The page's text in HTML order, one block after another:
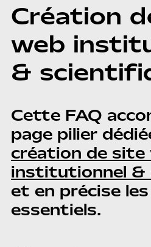
Création
web
&
Cette FAQ
page pilier
création de site
institutionnel &
et en précise
essentiels.